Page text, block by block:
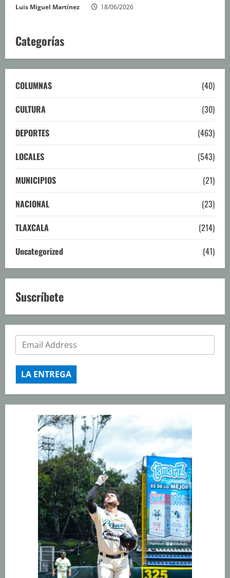
Luis Miguel Martínez 18/06/2026
Categorías
COLUMNAS
(40)
CULTURA
(30)
DEPORTES
(463)
LOCALES
(543)
MUNICIPIOS
(21)
NACIONAL
(23)
TLAXCALA
(214)
Uncategorized
(41)
Suscríbete
LA ENTREGA